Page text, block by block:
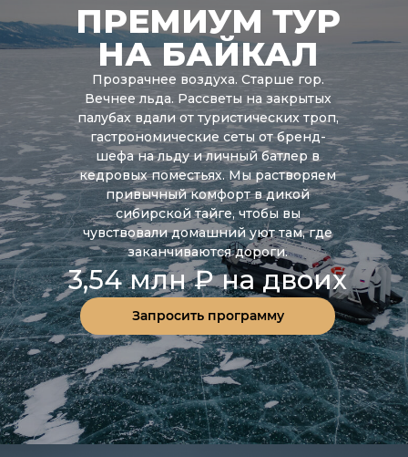
ПРЕМИУМ ТУР
НА БАЙКАЛ
Прозрачнее воздуха. Старше гор.
Вечнее льда. Рассветы на закрытых
палубах вдали от туристических троп,
гастрономические сеты от бренд-
шефа на льду и личный батлер в
кедровых поместьях. Мы растворяем
привычный комфорт в дикой
сибирской тайге, чтобы вы
чувствовали домашний уют там, где
заканчиваются дороги.
3,54 млн ₽ на двоих
Запросить программу